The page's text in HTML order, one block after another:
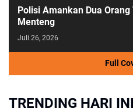
Polisi Amankan Dua
Menteng
Juli 26, 2026
Full
TRENDING HARI INI